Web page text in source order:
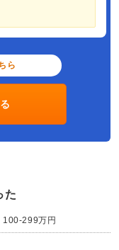
ら
た
100-299万円